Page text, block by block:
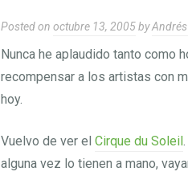
Posted on octubre 13, 2005by
Nunca he aplaudido tanto como
recompensar a los artistas con
hoy.
Vuelvo de ver el Cirque du Soleil
alguna vez lo tienen a mano,